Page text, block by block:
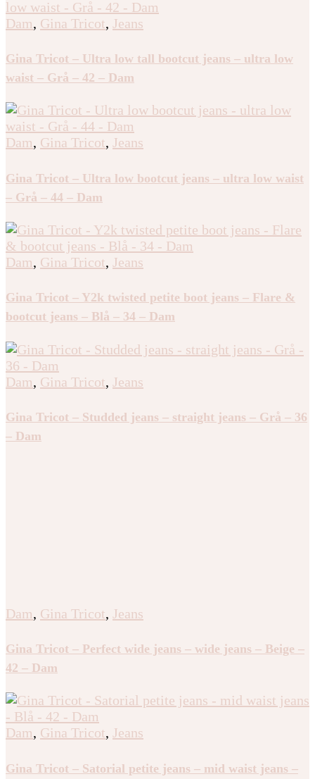
Dam, Gina Tricot, Jeans
Gina Tricot – Ultra low tall bootcut jeans – ultra low
waist – Grå – 42 – Dam
Dam, Gina Tricot, Jeans
Gina Tricot – Ultra low bootcut jeans – ultra low waist
– Grå – 44 – Dam
Dam, Gina Tricot, Jeans
Gina Tricot – Y2k twisted petite boot jeans – Flare &
bootcut jeans – Blå – 34 – Dam
Dam, Gina Tricot, Jeans
Gina Tricot – Studded jeans – straight jeans – Grå – 36
– Dam
Dam, Gina Tricot, Jeans
Gina Tricot – Perfect wide jeans – wide jeans – Beige –
42 – Dam
Dam, Gina Tricot, Jeans
Gina Tricot – Satorial petite jeans – mid waist jeans –